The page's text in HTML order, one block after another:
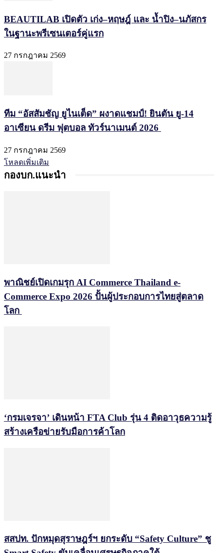
BEAUTILAB เปิดตัว เก่ง–หฤษฎ์ และ น้ำปิง–นภัสกร
ในฐานะพรีเซนเตอร์คู่แรก
27 กรกฎาคม 2569
ทีม “อัสสัมชัญ ยูไนเต็ด” ผงาดแชมป์! ยินตัน ยู-14
อาเซียน ดรีม ฟุตบอล ทัวร์นาเมนต์ 2026
27 กรกฎาคม 2569
โหลดเพิ่มเติม
กองบก.แนะนำ
พาณิชย์เปิดเกมรุก AI Commerce Thailand e-
Commerce Expo 2026 ปั้นผู้ประกอบการไทยสู่ตลาด
โลก
‘กรมเจรจา’ เดินหน้า FTA Club รุ่น 4 ติดอาวุธความรู้
สร้างเครือข่ายรับมือการค้าโลก
สสปท. ปักหมุดสุราษฎร์ฯ ยกระดับ “Safety Culture” ชู